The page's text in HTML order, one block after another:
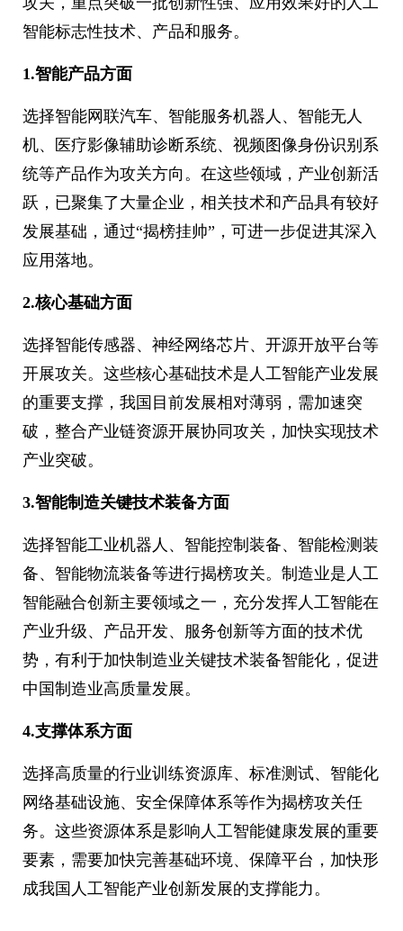
智能标志性技术、产品和服务。
1.智能产品方面
选择智能网联汽车、智能服务机器人、智能无人
机、医疗影像辅助诊断系统、视频图像身份识别系
统等产品作为攻关方向。在这些领域，产业创新活
跃，已聚集了大量企业，相关技术和产品具有较好
发展基础，通过“揭榜挂帅”，可进一步促进其深入
应用落地。
2.核心基础方面
选择智能传感器、神经网络芯片、开源开放平台等
开展攻关。这些核心基础技术是人工智能产业发展
的重要支撑，我国目前发展相对薄弱，需加速突
破，整合产业链资源开展协同攻关，加快实现技术
产业突破。
3.智能制造关键技术装备方面
选择智能工业机器人、智能控制装备、智能检测装
备、智能物流装备等进行揭榜攻关。制造业是人工
智能融合创新主要领域之一，充分发挥人工智能在
产业升级、产品开发、服务创新等方面的技术优
势，有利于加快制造业关键技术装备智能化，促进
中国制造业高质量发展。
4.支撑体系方面
选择高质量的行业训练资源库、标准测试、智能化
网络基础设施、安全保障体系等作为揭榜攻关任
务。这些资源体系是影响人工智能健康发展的重要
要素，需要加快完善基础环境、保障平台，加快形
成我国人工智能产业创新发展的支撑能力。